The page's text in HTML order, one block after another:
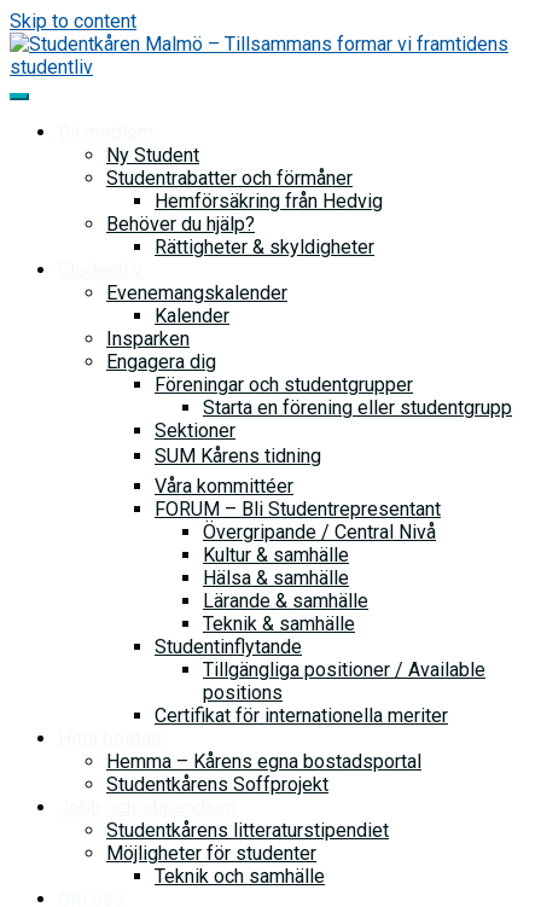
Skip to content
Ny Student
Studentrabatter och förmåner
Hemförsäkring från Hedvig
Behöver du hjälp?
Rättigheter & skyldigheter
Evenemangskalender
Kalender
Insparken
Engagera dig
Föreningar och studentgrupper
Starta en förening eller studentgrupp
Sektioner
SUM Kårens tidning
Våra kommittéer
FORUM – Bli Studentrepresentant
Övergripande / Central Nivå
Kultur & samhälle
Hälsa & samhälle
Lärande & samhälle
Teknik & samhälle
Studentinflytande
Tillgängliga positioner / Available
positions
Certifikat för internationella meriter
Hemma – Kårens egna bostadsportal
Studentkårens Soffprojekt
Studentkårens litteraturstipendiet
Möjligheter för studenter
Teknik och samhälle